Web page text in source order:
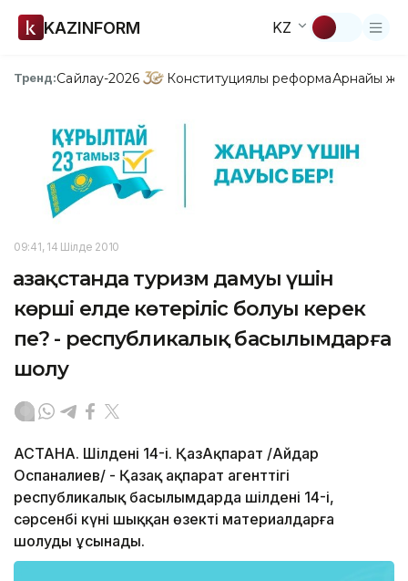
KAZINFORM KZ
Тренд:Сайлау-2026 Конституциялық реформаАрнайы
09:41, 14 Шілде 2010
Қазақстанда туризм дамуы үшін
көрші елде көтеріліс болуы керек
пе? - республикалық басылымдарға
шолу
АСТАНА. Шілденің 14-і. ҚазАқпарат /Айдар
Оспаналиев/ - Қазақ ақпарат агенттігі
республикалық басылымдарда шілденің 14-і,
сәрсенбі күні шыққан өзекті материалдарға
шолуды ұсынады.